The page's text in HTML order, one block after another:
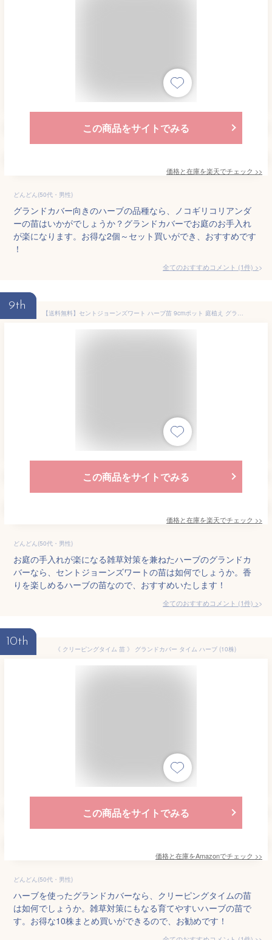
この商品をサイトでみる
価格と在庫を楽天でチェック >>
どんどん(50代・男性)
グランドカバー向きのハーブの品種なら、ノコギリコリアンダ
ーの苗はいかがでしょうか？グランドカバーでお庭のお手入れ
が楽になります。お得な2個～セット買いができ、おすすめです
！
全てのおすすめコメント (1件) >
9th
【送料無料】セントジョーンズワート ハーブ苗 9cmポット 庭植え グランドカバー ベランダ 庭園 クラフト herb ギフト 精油 アロマテラピー ポプリ ハーブティー 露地栽培 送料無料 即納
この商品をサイトでみる
価格と在庫を楽天でチェック >>
どんどん(50代・男性)
お庭の手入れが楽になる雑草対策を兼ねたハーブのグランドカ
バーなら、セントジョーンズワートの苗は如何でしょうか。香
りを楽しめるハーブの苗なので、おすすめいたします！
全てのおすすめコメント (1件) >
10th
《 クリーピングタイム 苗 》 グランドカバー タイム ハーブ (10株)
この商品をサイトでみる
価格と在庫をAmazonでチェック >>
どんどん(50代・男性)
ハーブを使ったグランドカバーなら、クリーピングタイムの苗
は如何でしょうか。雑草対策にもなる育てやすいハーブの苗で
す。お得な10株まとめ買いができるので、お勧めです！